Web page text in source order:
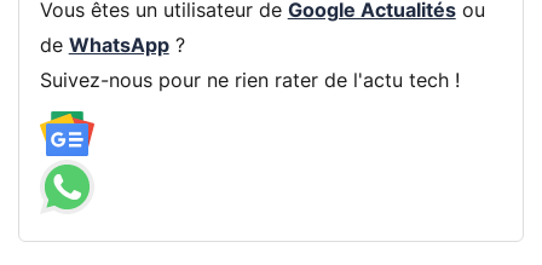
Vous êtes un utilisateur de Google Actualitésou
de WhatsApp?
Suivez-nous pour ne rien rater de l'actu tech !